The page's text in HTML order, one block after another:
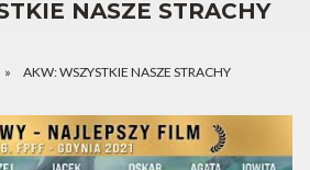
NASZE STRACHY
AKW: WSZYSTKIE NASZE STRACHY